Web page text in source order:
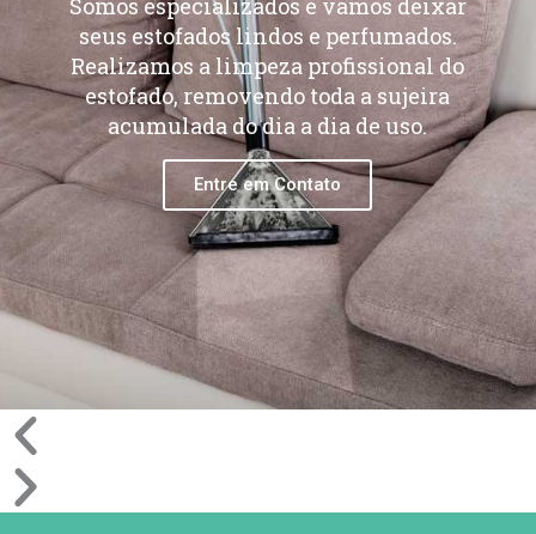
seus estofados lindos e perfumados.
Realizamos a limpeza profissional do
estofado, removendo toda a sujeira
acumulada do dia a dia de uso.
Entre em Contato